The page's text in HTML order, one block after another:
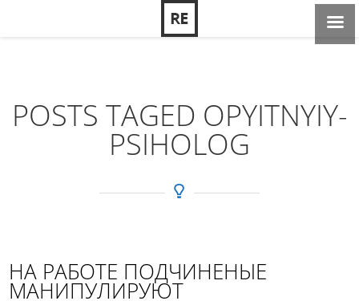
POSTS TAGED OPYITNYIY-
PSIHOLOG
НА РАБОТЕ ПОДЧИНЕНЫЕ
МАНИПУЛИРУЮТ